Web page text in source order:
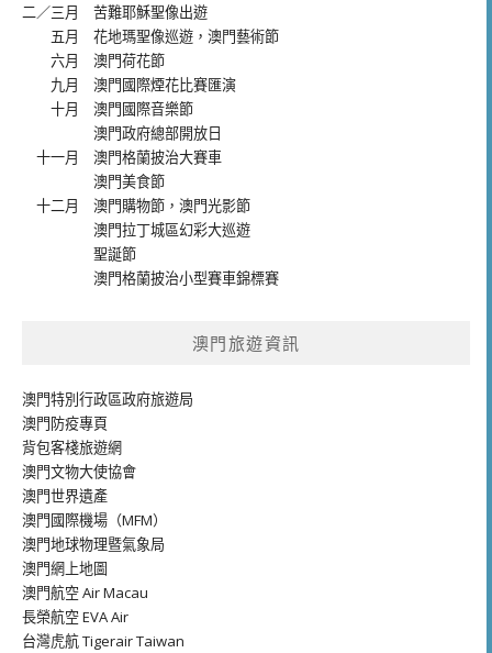
二／三月 苦難耶穌聖像出遊
五月 花地瑪聖像巡遊 ， 澳門藝術節
六月 澳門荷花節
九月 澳門國際煙花比賽匯演
十月 澳門國際音樂節
澳門政府總部開放日
十一月 澳門格蘭披治大賽車
澳門美食節
十二月 澳門購物節 ， 澳門光影節
澳門拉丁城區幻彩大巡遊
聖誕節
澳門格蘭披治小型賽車錦標賽
澳門旅遊資訊
澳門特別行政區政府旅遊局
澳門防疫專頁
背包客棧旅遊網
澳門文物大使協會
澳門世界遺產
澳門國際機場（MFM）
澳門地球物理暨氣象局
澳門網上地圖
澳門航空 Air Macau
長榮航空 EVA Air
台灣虎航 Tigerair Taiwan